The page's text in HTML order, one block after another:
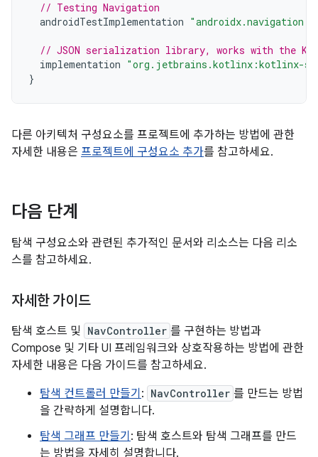
// Testing Navigation
androidTestImplementation
// JSON serialization library, works with the
implementation "org.jetbrains.kotlinx:kotlinx-
}
다른 아키텍처 구성요소를 프로젝트에 추가하는 방법에 관한
자세한 내용은 프로젝트에 구성요소 추가를 참고하세요.
다음 단계
탐색 구성요소와 관련된 추가적인 문서와 리소스는 다음 리소
스를 참고하세요.
자세한 가이드
탐색 호스트 및 NavController 를 구현하는 방법과
Compose 및 기타 UI 프레임워크와 상호작용하는 방법에 관한
자세한 내용은 다음 가이드를 참고하세요.
탐색 컨트롤러 만들기 : NavController 를 만드는 방법
을 간략하게 설명합니다.
탐색 그래프 만들기 : 탐색 호스트와 탐색 그래프를 만드
는 방법을 자세히 설명합니다.